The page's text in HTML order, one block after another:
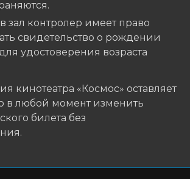
зал контролер имеет право
свидетельство о рождении
удостоверения возраста
кинотеатра «Космос» оставляет
в любой момент изменить
билета без